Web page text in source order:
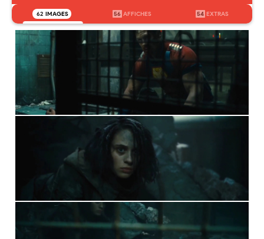
62 IMAGES 56 AFFICHES 54 EXTRAS